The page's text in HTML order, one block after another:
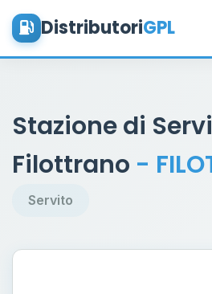
DistributoriGPL
Stazione di
Filottrano -
Servito